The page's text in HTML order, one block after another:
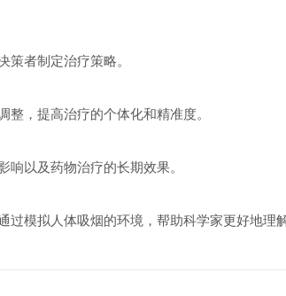
者制定治疗策略。
，提高治疗的个体化和精准度。
以及药物治疗的长期效果。
拟人体吸烟的环境，帮助科学家更好地理